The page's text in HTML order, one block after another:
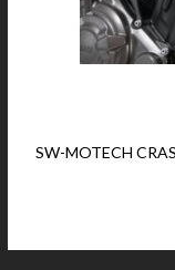
SW-MOTECH